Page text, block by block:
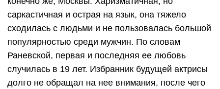
саркастичная и острая на язык, она тяжело
сходилась с людьми и не пользовалась большой
популярностью среди мужчин. По словам
Раневской, первая и последняя ее любовь
случилась в 19 лет. Избранник будущей актрисы
долго не обращал на нее внимания, после чего